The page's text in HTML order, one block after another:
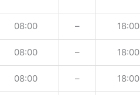
08:00 – 18:00
08:00 – 18:00
08:00 – 18:00